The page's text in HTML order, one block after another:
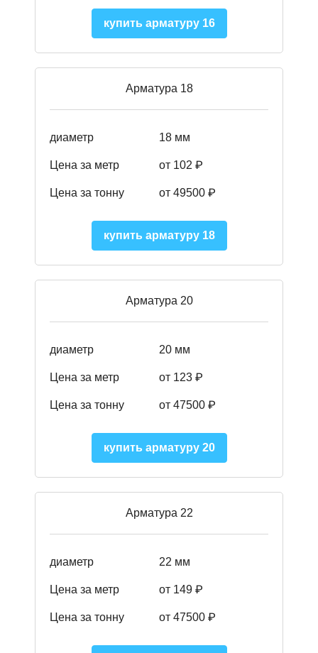
купить арматуру 16
Арматура 18
диаметр 18 мм
Цена за метр от 102 ₽
Цена за тонну от 49500 ₽
купить арматуру 18
Арматура 20
диаметр 20 мм
Цена за метр от 123 ₽
Цена за тонну от 47500 ₽
купить арматуру 20
Арматура 22
диаметр 22 мм
Цена за метр от 149 ₽
Цена за тонну от 47500 ₽